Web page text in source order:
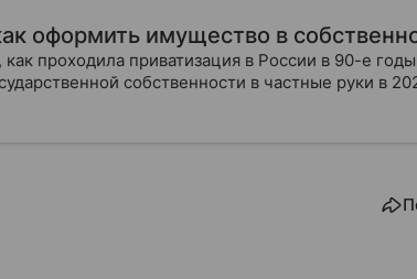
оформить имущество в
проходила приватизация в России в 90-е
собственности в частные руки в